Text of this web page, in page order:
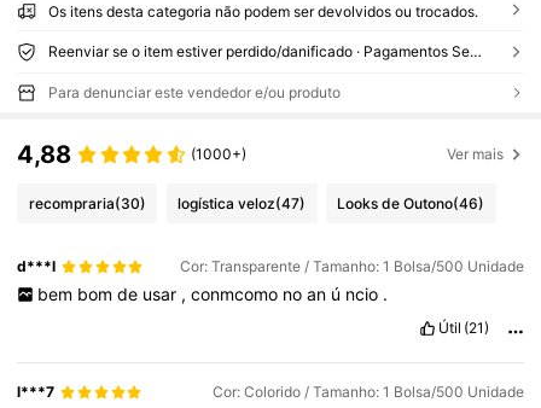
Os itens desta categoria não podem ser devolvidos ou trocados.
Reenviar se o item estiver perdido/danificado · Pagamentos Seguros · Proteção de privacidade
Para denunciar este vendedor e/ou produto
4,88 (1000+) Ver mais
recompraria(30) logística veloz(47) Looks de Outono(46)
d***l Cor: Transparente / Tamanho: 1 Bolsa/500 Unidade
bem bom de usar , conmcomo no an ú ncio .
Útil (21)
l***7 Cor: Colorido / Tamanho: 1 Bolsa/500 Unidade